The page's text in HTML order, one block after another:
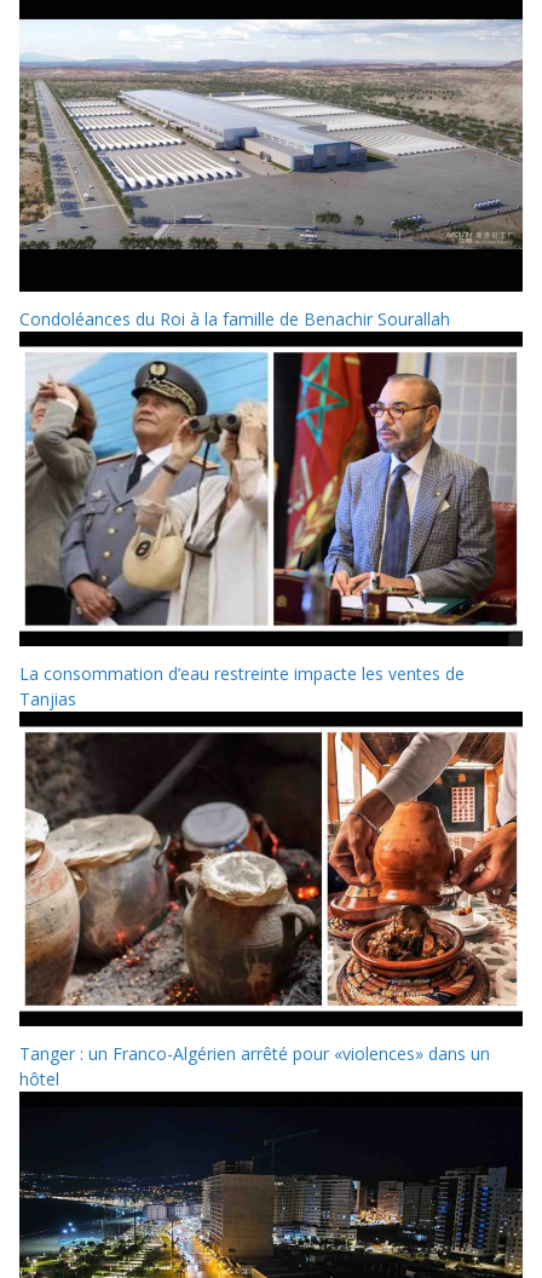
Condoléances du Roi à la famille de Benachir Sourallah
La consommation d’eau restreinte impacte les ventes de
Tanjias
Tanger : un Franco-Algérien arrêté pour «violences» dans un
hôtel